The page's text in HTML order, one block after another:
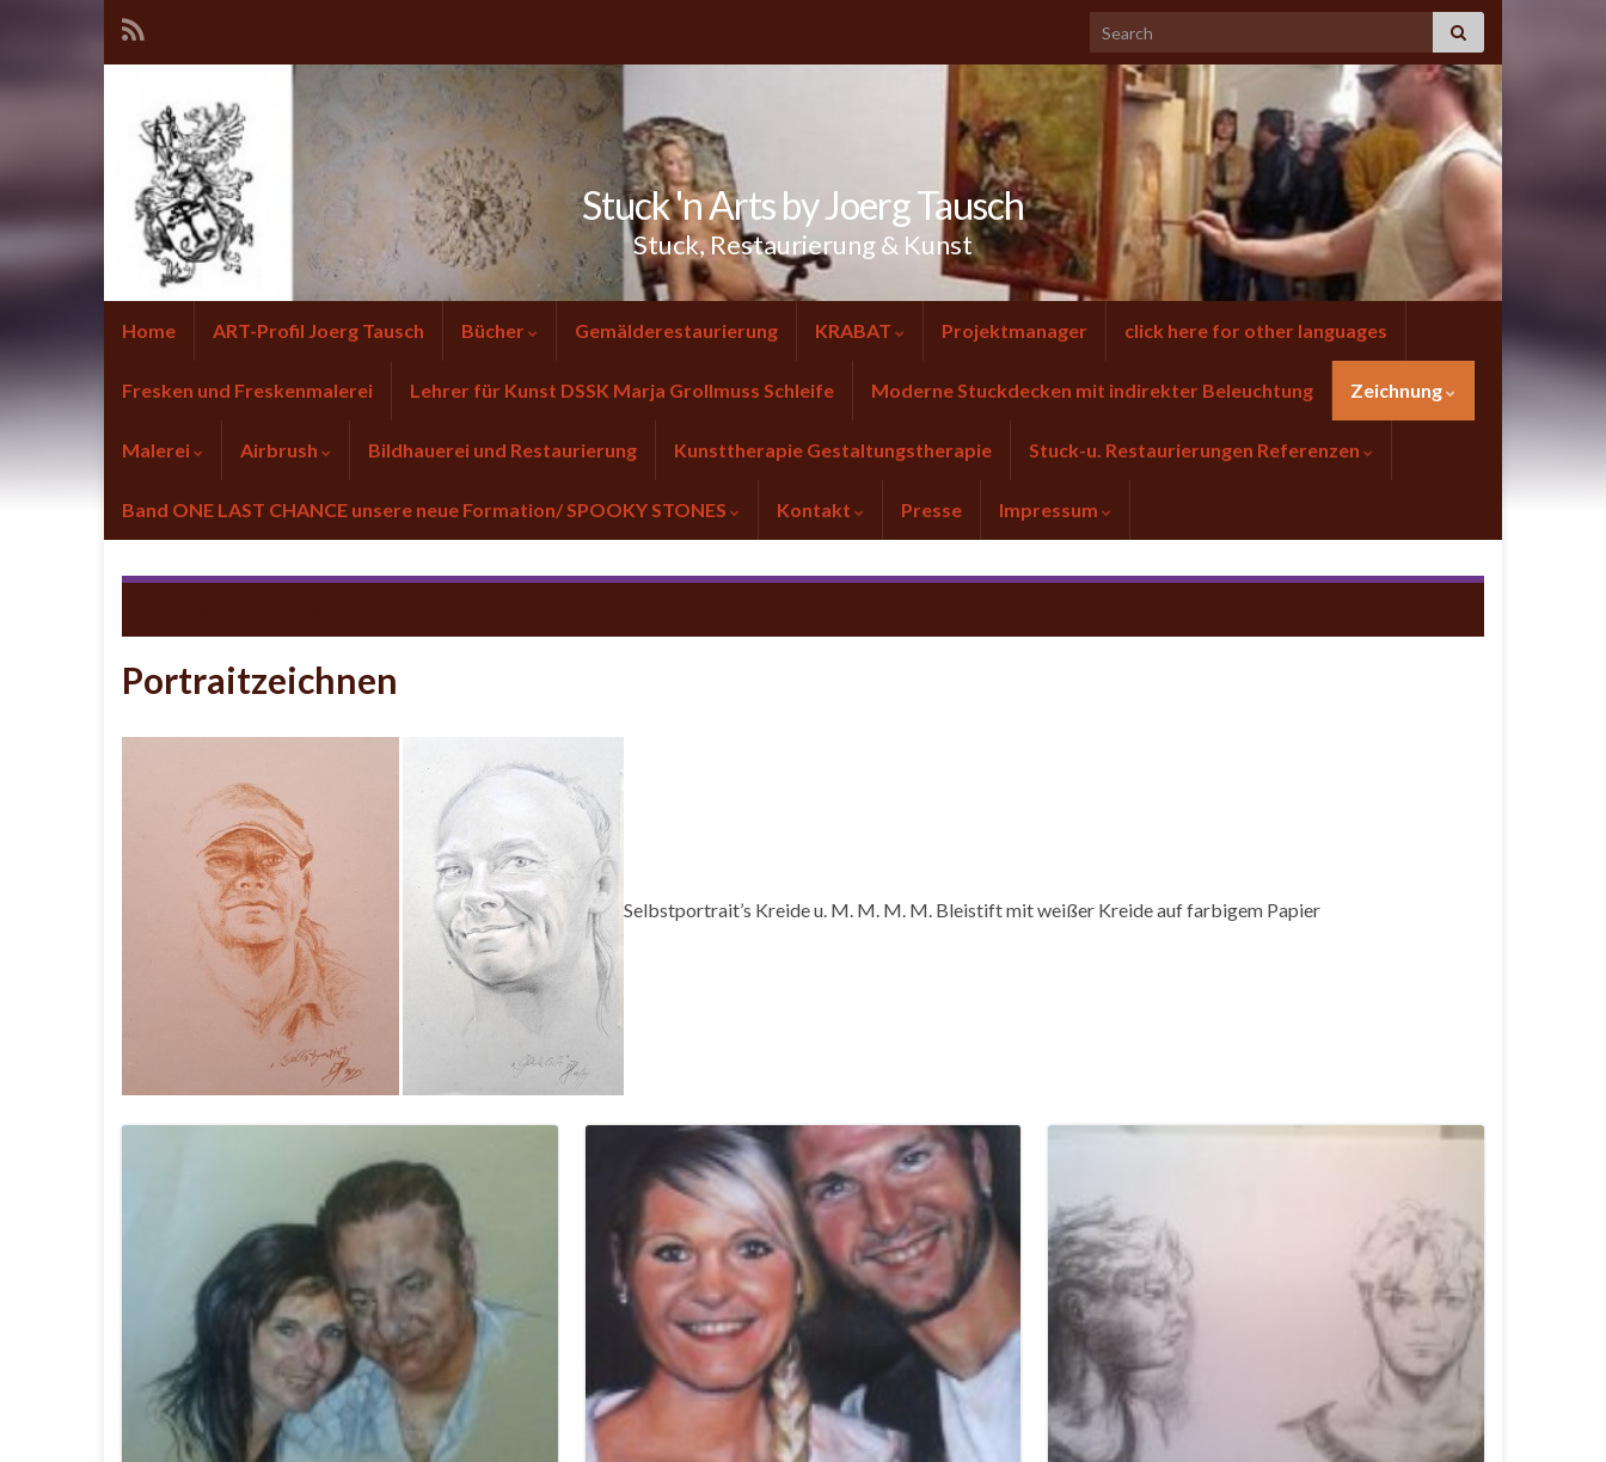
Stuck 'n Arts by Joerg Tausch
Stuck, Restaurierung & Kunst
Home ART-Profil Joerg Tausch Bücher Gemälderestaurierung KRABAT Projektmanager click here for other languages
Fresken und Freskenmalerei Lehrer für Kunst DSSK Marja Grollmuss Schleife Moderne Stuckdecken mit indirekter Beleuchtung Zeichnung
Malerei Airbrush Bildhauerei und Restaurierung Kunsttherapie Gestaltungstherapie Stuck-u. Restaurierungen Referenzen
Band ONE LAST CHANCE unsere neue Formation/ SPOOKY STONES Kontakt Presse Impressum
Portraitzeichnen
Selbstportrait’s Kreide u. M. M. M. M. Bleistift mit weißer Kreide auf farbigem Papier